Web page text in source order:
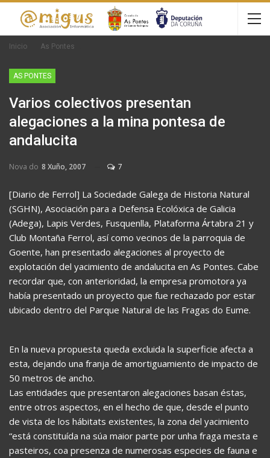
Inicio As Pontes
AS PONTES
Varios colectivos presentan
alegaciones a la mina pontesa de
andalucita
Nova do 8 Xuño, 2007 7
[Diario de Ferrol] La Sociedade Galega de Historia Natural
(SGHN), Asociación para a Defensa Ecolóxica de Galicia
(Adega), Lapis Verdes, Fusquenlla, Plataforma Ártabra 21 y
Club Montaña Ferrol, así como vecinos de la parroquia de
Goente, han presentado alegaciones al proyecto de
explotación del yacimiento de andalucita en As Pontes. Cabe
recordar que, con anterioridad, la empresa promotora ya
había presentado un proyecto que fue rechazado por estar
ubicado dentro del Parque Natural de las Fragas do Eume.
En la nueva propuesta queda excluida la superficie afecta a
esta, dejando una franja de amortiguamiento de impacto de
50 metros de ancho.
Las entidades que presentaron alegaciones basan éstas,
entre otros aspectos, en el hecho de que, desde el punto
de vista de los hábitats existentes, la zona del yacimiento
“está constituída na súa maior parte por unha fraga mesta e
pasteiros, coa presenza de numerosas especies de fauna e